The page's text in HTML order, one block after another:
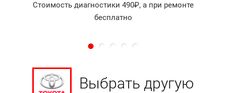
Стоимость диагностики 490₽, а при ремонте
бесплатно
Выбрать другую